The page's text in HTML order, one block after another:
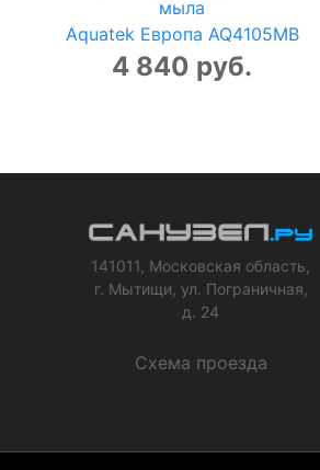
мыла
Aquatek Европа AQ4105MB
4 840 руб.
141011, Московская область,
г. Мытищи, ул. Пограничная,
д. 24
Схема проезда